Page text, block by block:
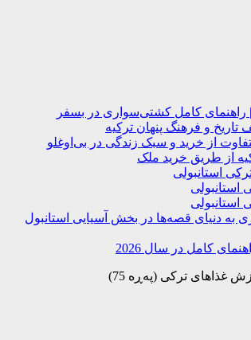
از خرید و سبک زندگی در بی‌اوغلو
استانبولی
به دنیای قصه‌ها در بخش آسیایی استانبول
کامل در سال 2026
غذاهای ترکی (پەڕە 75)